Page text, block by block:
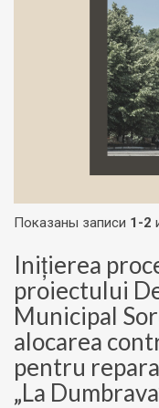
Показаны записи 1-2
Inițierea
proiectului
Municipal
alocarea
pentru
„La